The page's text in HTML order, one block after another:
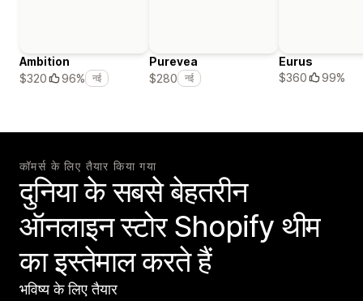
Ambition
$320
96% नई
Purevea
$280
नई
Eurus
$360
99%
कॉमर्स के लिए तैयार किया गया
दुनिया के सबसे बेहतरीन
ऑनलाइन स्टोर Shopify थीम
का इस्तेमाल करते हैं
भविष्य के लिए तैयार